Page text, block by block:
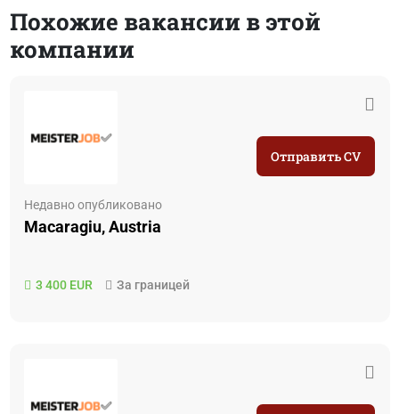
Похожие вакансии в этой
компании
Недавно опубликовано
Macaragiu, Austria
3 400 EUR За границей
Отправить CV